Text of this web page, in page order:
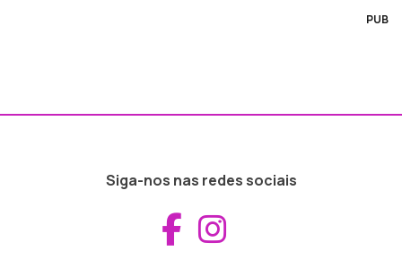
PUB
Siga-nos nas redes sociais
Aceder ao